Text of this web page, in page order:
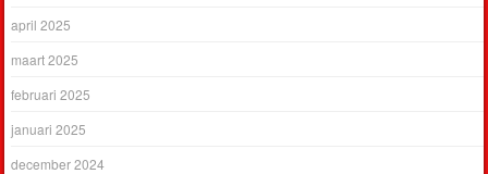
april 2025
maart 2025
februari 2025
januari 2025
december 2024